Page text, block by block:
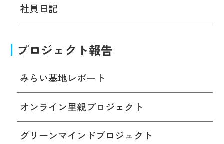
社員日記
プロジェクト報告
みらい基地レポート
オンライン里親プロジェクト
グリーンマインドプロジェクト